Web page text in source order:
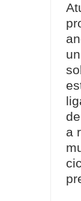
a